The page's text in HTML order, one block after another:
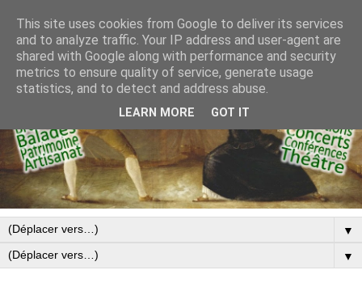
▼
▼
This site uses cookies from Google to deliver its services
and to analyze traffic. Your IP address and user-agent are
shared with Google along with performance and security
metrics to ensure quality of service, generate usage
statistics, and to detect and address abuse.
LEARN MORE GOT IT